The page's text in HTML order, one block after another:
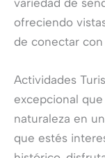
ofreciendo
de conectar con
Actividades
excepcional
naturaleza en
que estés